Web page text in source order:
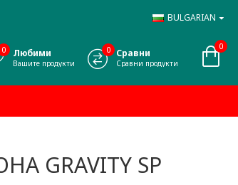
BULGARIAN
Любими
Вашите продукти
0 Сравни
Сравни продукти
0 0
GRAVITY SP